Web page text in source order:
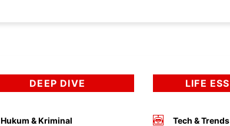
DEEP DIVE
Hukum & Kriminal
LIFE
Tech & Trends